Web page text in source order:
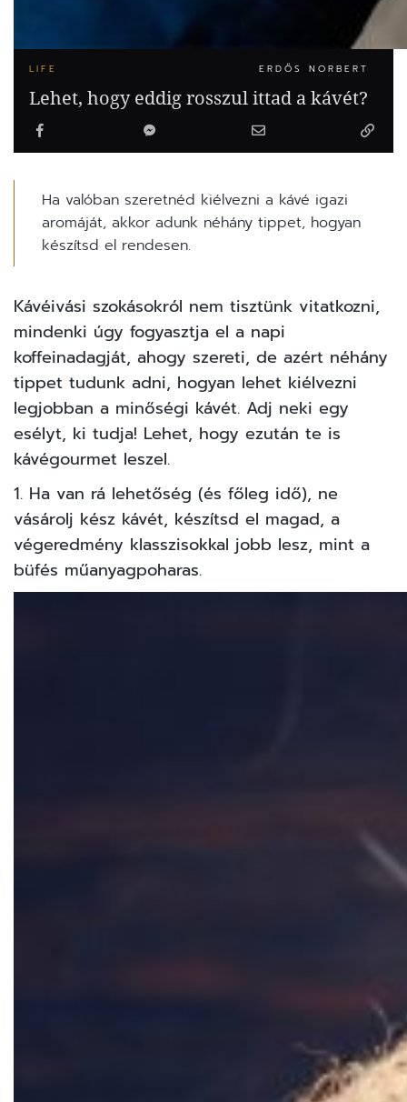
LIFE ERDŐS NORBERT
Lehet, hogy eddig rosszul ittad a kávét?
Ha valóban szeretnéd kiélvezni a kávé igazi
aromáját, akkor adunk néhány tippet, hogyan
készítsd el rendesen.
Kávéivási szokásokról nem tisztünk vitatkozni,
mindenki úgy fogyasztja el a napi
koffeinadagját, ahogy szereti, de azért néhány
tippet tudunk adni, hogyan lehet kiélvezni
legjobban a minőségi kávét. Adj neki egy
esélyt, ki tudja! Lehet, hogy ezután te is
kávégourmet leszel.
1. Ha van rá lehetőség (és főleg idő), ne
vásárolj kész kávét, készítsd el magad, a
végeredmény klasszisokkal jobb lesz, mint a
büfés műanyagpoharas.